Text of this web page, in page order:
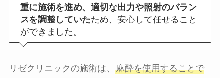
重に施術を進め、適切な出力や照射のバラン
スを調整していたため、安心して任せること
ができました。
リゼクリニックの施術は、 麻酔を使用することで